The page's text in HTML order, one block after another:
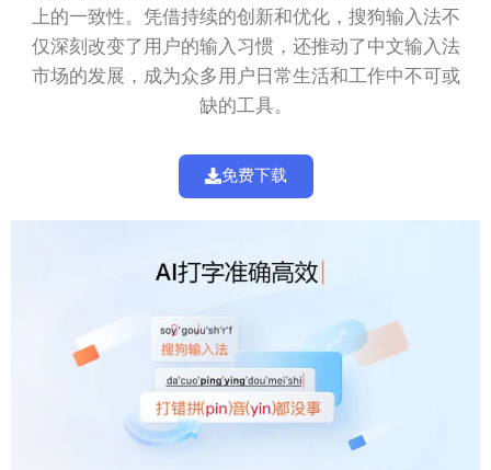
上的一致性。凭借持续的创新和优化，搜狗输入法不
仅深刻改变了用户的输入习惯，还推动了中文输入法
市场的发展，成为众多用户日常生活和工作中不可或
缺的工具。
免费下载